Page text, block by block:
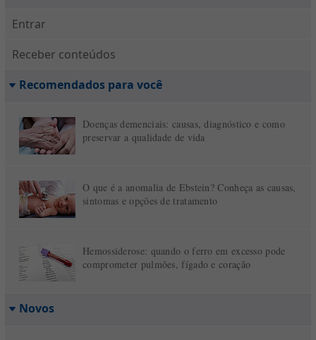
Entrar
Receber conteúdos
Recomendados para você
Doenças demenciais: causas, diagnóstico e como
preservar a qualidade de vida
O que é a anomalia de Ebstein? Conheça as causas,
sintomas e opções de tratamento
Hemossiderose: quando o ferro em excesso pode
comprometer pulmões, fígado e coração
Novos